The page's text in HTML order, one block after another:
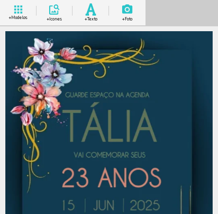
+Modelos +Icones +Texto +Foto